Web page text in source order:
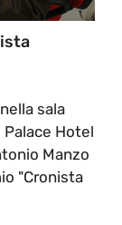
sala
Hotel
Manzo
"Cronista